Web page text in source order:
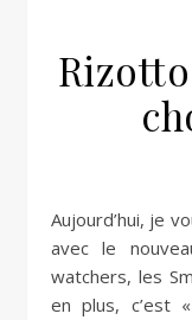
Aujourd’hui, je vous présente une recette de rizotto
avec le
watchers, les
en plus, c’est